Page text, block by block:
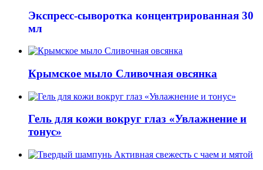
Экспресс-сыворотка концентрированная 30
мл
Крымское мыло Сливочная овсянка
Гель для кожи вокруг глаз «Увлажнение и
тонус»